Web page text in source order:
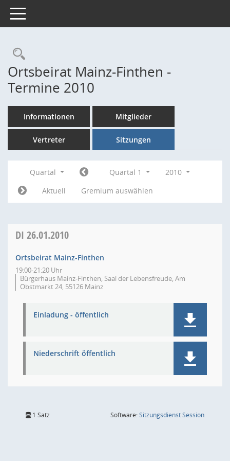
Toggle navigation
Rechercheauswahl
Ortsbeirat Mainz-Finthen -
Termine 2010
Informationen Mitglieder
Vertreter Sitzungen
Quartal Quartal 1
2010
Aktuell
Gremium auswählen
DI 26.01.2010
Ortsbeirat Mainz-Finthen
19:00-21:20 Uhr
Bürgerhaus Mainz-Finthen, Saal der Lebensfreude, Am
Obstmarkt 24, 55126 Mainz
Einladung - öffentlich
Niederschrift öffentlich
1 Satz Software:SitzungsdienstSession(Wird in